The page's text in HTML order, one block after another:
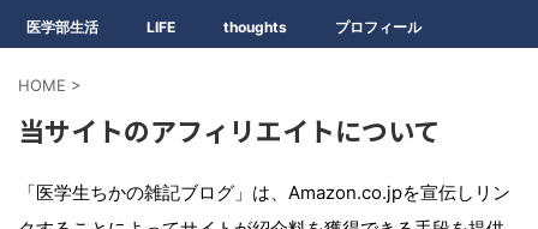
医学部生活 LIFE thoughts プロフィール
HOME >
当サイトのアフィリエイトについて
「医学生ちかの雑記ブログ」は、Amazon.co.jpを宣伝しリン